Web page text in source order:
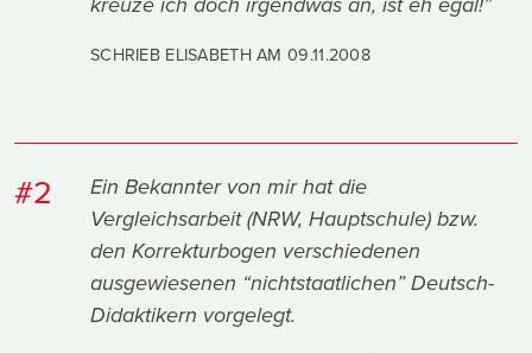
kreuze ich doch irgendwas an, ist eh egal!”
SCHRIEB ELISABETH AM09.11.2008
#2
Ein Bekannter von mir hat die
Vergleichsarbeit (NRW, Hauptschule) bzw.
den Korrekturbogen verschiedenen
ausgewiesenen “nichtstaatlichen” Deutsch-
Didaktikern vorgelegt.